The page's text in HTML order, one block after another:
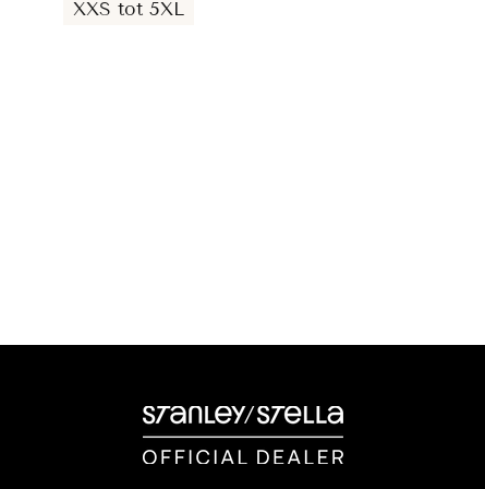
XXS tot 5XL